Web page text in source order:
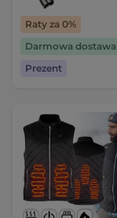
Raty za 0%
Darmowa dostawa
Prezent